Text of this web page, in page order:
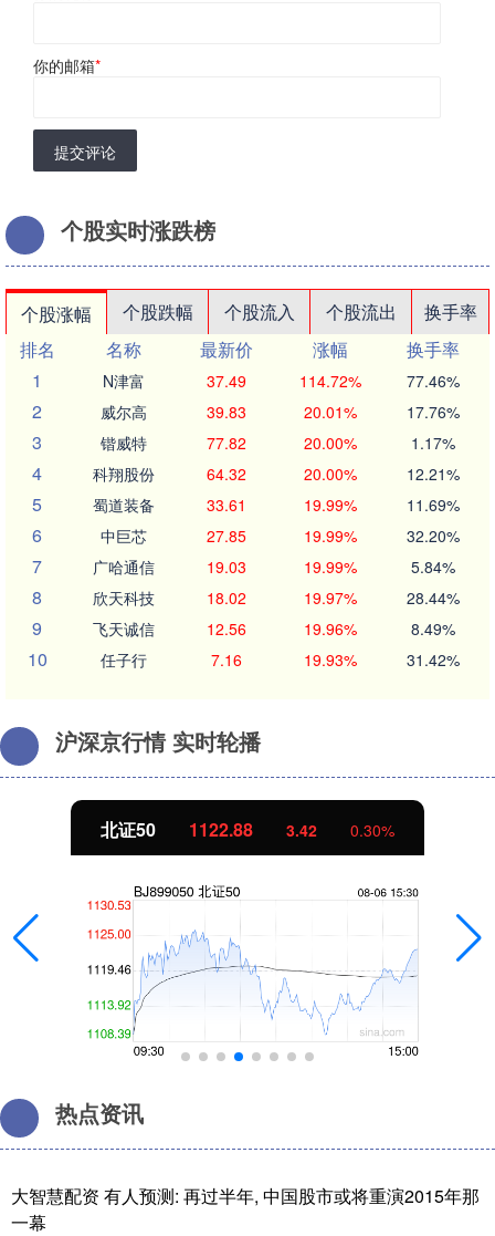
你的邮箱*
提交评论
个股实时涨跌榜
个股涨幅 个股跌幅 个股流入 个股流出
换手率
排名
名称 最新价 涨幅
换手率
1
N津富 37.49 114.72% 77.46%
2 威尔高 39.83 20.01% 17.76%
3 锴威特 77.82 20.00% 1.17%
4 科翔股份 64.32 20.00% 12.21%
5 蜀道装备 33.61 19.99% 11.69%
6 中巨芯 27.85 19.99% 32.20%
7 广哈通信 19.03 19.99% 5.84%
8 欣天科技 18.02 19.97% 28.44%
9 飞天诚信 12.56 19.96% 8.49%
10 任子行 7.16 19.93% 31.42%
沪深京行情 实时轮播
北证50 1122.88 3.42 0.30%
热点资讯
大智慧配资 有人预测: 再过半年, 中国股市或将重演2015年那
一幕